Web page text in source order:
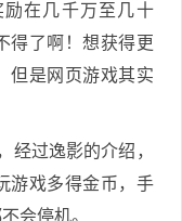
在几千万至几十
得了啊！想获得更
但是网页游戏其实
过逸影的介绍，
游戏多得金币，手
会停机。